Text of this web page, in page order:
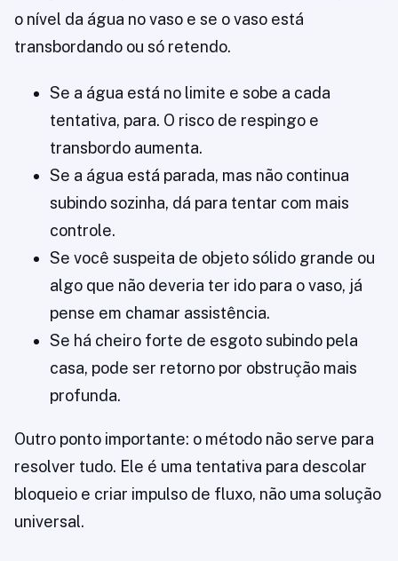
o nível da água no vaso e se o vaso está
transbordando ou só retendo.
Se a água está no limite e sobe a cada
tentativa, para. O risco de respingo e
transbordo aumenta.
Se a água está parada, mas não continua
subindo sozinha, dá para tentar com mais
controle.
Se você suspeita de objeto sólido grande ou
algo que não deveria ter ido para o vaso, já
pense em chamar assistência.
Se há cheiro forte de esgoto subindo pela
casa, pode ser retorno por obstrução mais
profunda.
Outro ponto importante: o método não serve para
resolver tudo. Ele é uma tentativa para descolar
bloqueio e criar impulso de fluxo, não uma solução
universal.